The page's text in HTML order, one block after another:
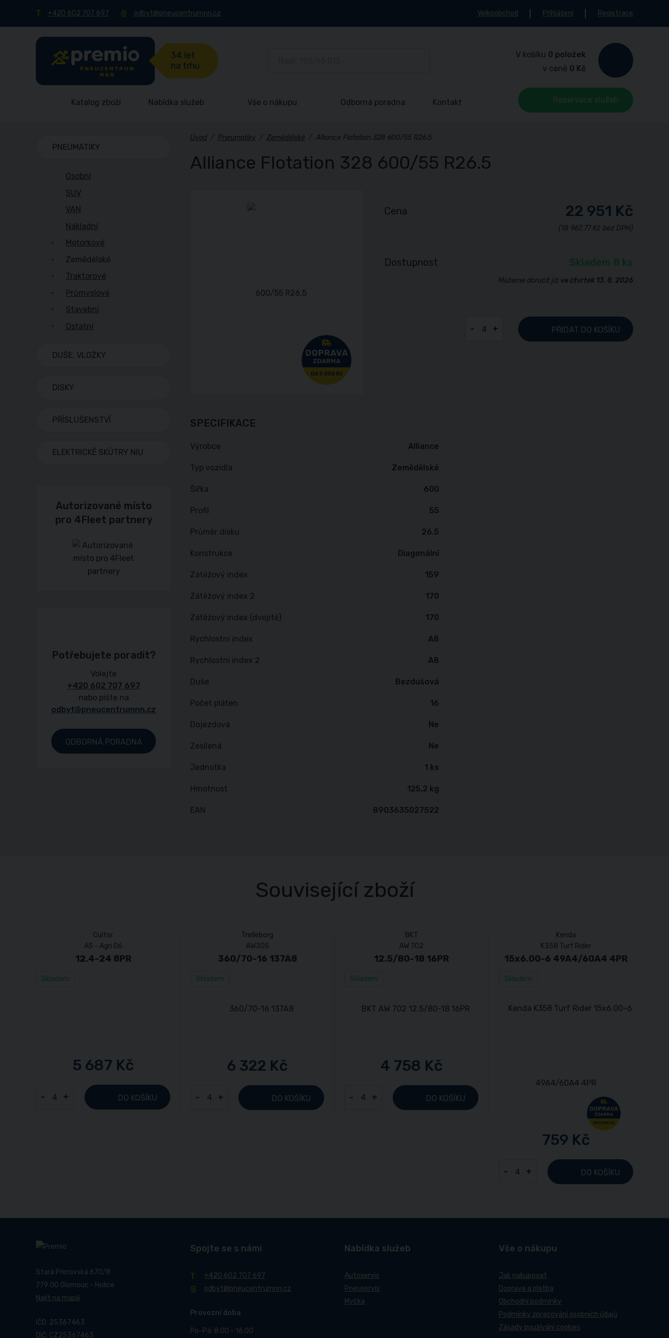
+420 602 707 697 odbyt@pneucentrumnn.cz Velkoobchod Přihlášení Registrace
34 let
na trhu
V košíku 0 položek
v ceně 0 Kč
Katalog zboží Nabídka služeb Vše o nákupu Odborná poradna Kontakt Rezervace služeb
Úvod / Pneumatiky / Zemědělské / Alliance Flotation 328 600/55 R26.5
Alliance Flotation 328 600/55 R26.5
Cena 22 951 Kč
(18 967,77 Kč bez DPH)
Dostupnost Skladem 8 ks
Můžeme doručit již ve čtvrtek 13. 8. 2026
- + PŘIDAT DO KOŠÍKU
SPECIFIKACE
Výrobce Alliance
Typ vozidla Zemědělské
Šířka 600
Profil 55
Průměr disku 26.5
Konstrukce Diagonální
Zátěžový index 159
Zátěžový index 2 170
Zátěžový index (dvojitě) 170
Rychlostní index A8
Rychlostní index 2 A8
Duše Bezdušová
Počet pláten 16
Dojezdová Ne
Zesílená Ne
Jednotka 1 ks
Hmotnost 125,2 kg
EAN 8903635027522
PNEUMATIKY
Osobní
SUV
VAN
Nákladní
Motorkové
Zemědělské
Traktorové
Průmyslové
Stavební
Ostatní
DUŠE, VLOŽKY
DISKY
PŘÍSLUŠENSTVÍ
ELEKTRICKÉ SKÚTRY NIU
Autorizované místo
pro 4Fleet partnery
Potřebujete poradit?
Volejte
+420 602 707 697
nebo pište na
odbyt@pneucentrumnn.cz
ODBORNÁ PORADNA
Související zboží
Cultor
AS - Agri 06
12.4-24 8PR
Skladem
5 687 Kč
- + DO KOŠÍKU
Trelleborg
AW305
360/70-16 137A8
Skladem
6 322 Kč
- + DO KOŠÍKU
BKT
AW 702
12.5/80-18 16PR
Skladem
4 758 Kč
- + DO KOŠÍKU
Kenda
K358 Turf Rider
15x6.00-6 49A4/60A4 4PR
Skladem
759 Kč
- + DO KOŠÍKU
Stará Přerovská 670/8
779 00 Olomouc - Holice
Najít na mapě
IČO: 25367463
DIČ: CZ25367463
Spojte se s námi
+420 602 707 697
odbyt@pneucentrumnn.cz
Provozní doba
Po–Pá: 8.00 - 16.00
Nabídka služeb
Autoservis
Pneuservis
Myčka
Vše o nákupu
Jak nakupovat
Doprava a platba
Obchodní podmínky
Podmínky zpracování osobních údajů
Zásady používání cookies